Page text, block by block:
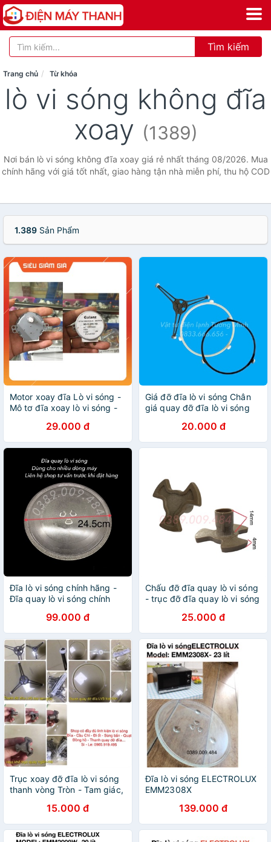
Tìm kiếm
Trang chủ Từ khóa
lò vi sóng không đĩa
xoay (1389)
Nơi bán lò vi sóng không đĩa xoay giá rẻ nhất tháng 08/2026. Mua
chính hãng với giá tốt nhất, giao hàng tận nhà miễn phí, thu hộ COD
1.389 Sản Phẩm
Motor xoay đĩa Lò vi sóng -
Mô tơ đĩa xoay lò vi sóng -
29.000 đ
Giá đỡ đĩa lò vi sóng Chân
giá quay đỡ đĩa lò vi sóng
Vòng quay lò vi sóng
20.000 đ
Đĩa lò vi sóng chính hãng -
Đĩa quay lò vi sóng chính
99.000 đ
Chấu đỡ đĩa quay lò vi sóng
- trục đỡ đĩa quay lò vi sóng
25.000 đ
Trục xoay đỡ đĩa lò vi sóng
thanh vòng Tròn - Tam giác,
15.000 đ
Đĩa lò vi sóng ELECTROLUX
EMM2308X
139.000 đ